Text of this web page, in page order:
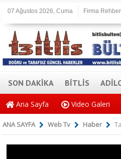
07 Ağustos 2026, Cuma Firma
SON DAKİKA BİTLİS
Ana Sayfa Video Galeri
ANA SAYFA Web Tv Haber